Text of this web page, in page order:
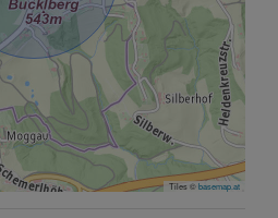
Tiles ©basemap.at